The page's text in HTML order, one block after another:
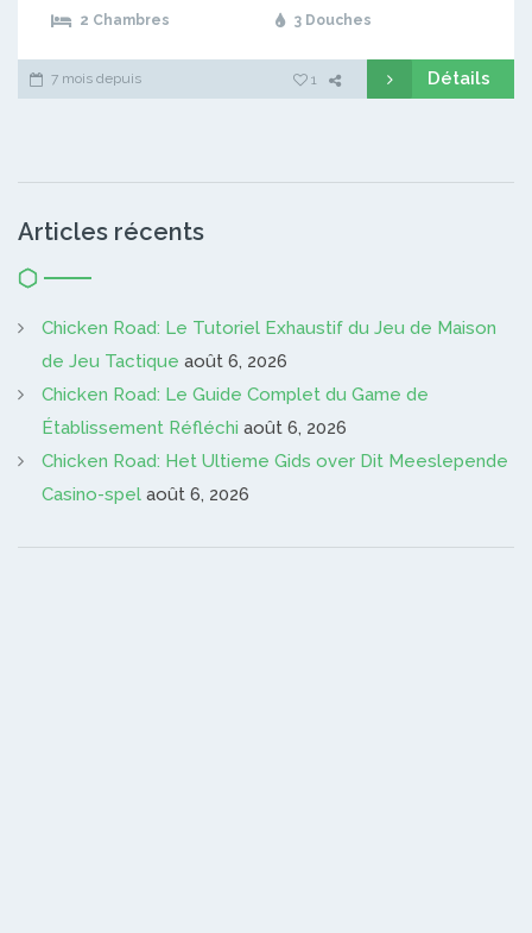
2 Chambres 3 Douches
7 mois depuis 1 Détails
Articles récents
Chicken Road: Le Tutoriel Exhaustif du Jeu de Maison
de Jeu Tactique août 6, 2026
Chicken Road: Le Guide Complet du Game de
Établissement Réfléchi août 6, 2026
Chicken Road: Het Ultieme Gids over Dit Meeslepende
Casino-spel août 6, 2026